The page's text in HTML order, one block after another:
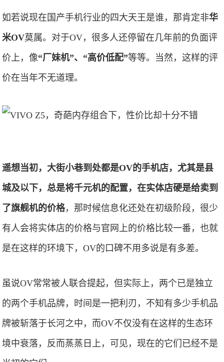
如若说现在国产手机行业的四大天王是谁，那肯定非华
米OV莫属。对于OV，很多人还停留在几年前的负面评
价上，像“厂妹机”、“高价低配”等等。当然，这样的评
价在当年不无道理。
遥想当初，大街小巷到处都是OV的手机店，尤其是县
城及以下，总是将千元机的配置，在实体店硬是给卖到
了旗舰机的价格，那时候信息化还处在初级阶段，很少
有人会将实体店的价格与官网上的价格比较一番，也就
是在这样的环境下，OV的口碑不用多说是有多差。
虽说OV常常被人联合提起，但实际上，两个已是独立
的两个手机品牌，时间是一把利刃，不知有多少手机品
牌被斩落于长河之中，而OV不仅没有在这样的生态环
境中衰落，反而蒸蒸日上，可见，现在的它们已经不是